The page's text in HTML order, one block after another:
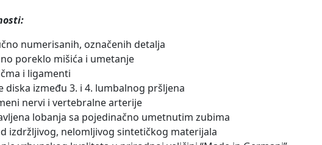
numerisanih, označenih detalja
poreklo mišića i umetanje
i ligamenti
diska između 3. i 4. lumbalnog pršljena
nervi i vertebralne arterije
lobanja sa pojedinačno umetnutim zubima
izdržljivog, nelomljivog sintetičkog materijala